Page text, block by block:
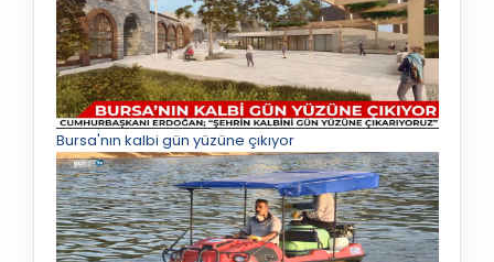
Bursa'nın kalbi gün yüzüne çıkıyor